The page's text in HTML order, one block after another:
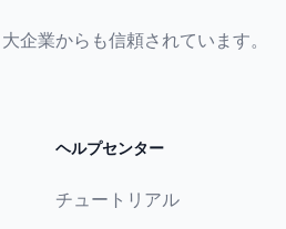
企業からも信頼されています。
ヘルプセンター
チュートリアル